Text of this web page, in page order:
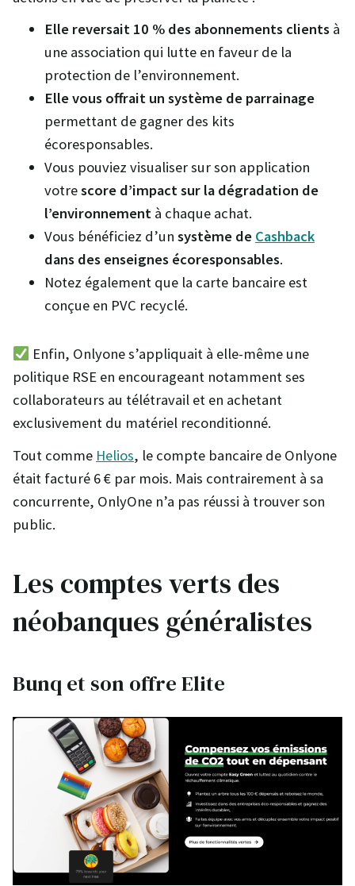
Elle reversait 10 % des abonnements clients à
une association qui lutte en faveur de la
protection de l’environnement.
Elle vous offrait un système de parrainage
permettant de gagner des kits
écoresponsables.
Vous pouviez visualiser sur son application
votrescore d’impact sur la dégradation de
l’environnement à chaque achat.
Vous bénéficiez d’un système de Cashback
dans des enseignes écoresponsables.
Notez également que la carte bancaire est
conçue en PVC recyclé.
Enfin, Onlyone s’appliquait à elle-même une
politique RSE en encourageant notamment ses
collaborateurs au télétravail et en achetant
exclusivement du matériel reconditionné.
Tout comme Helios, le compte bancaire de Onlyone
était facturé 6 € par mois. Mais contrairement à sa
concurrente, OnlyOne n’a pas réussi à trouver son
public.
Les comptes verts des
néobanques généralistes
Bunq et son offre Elite